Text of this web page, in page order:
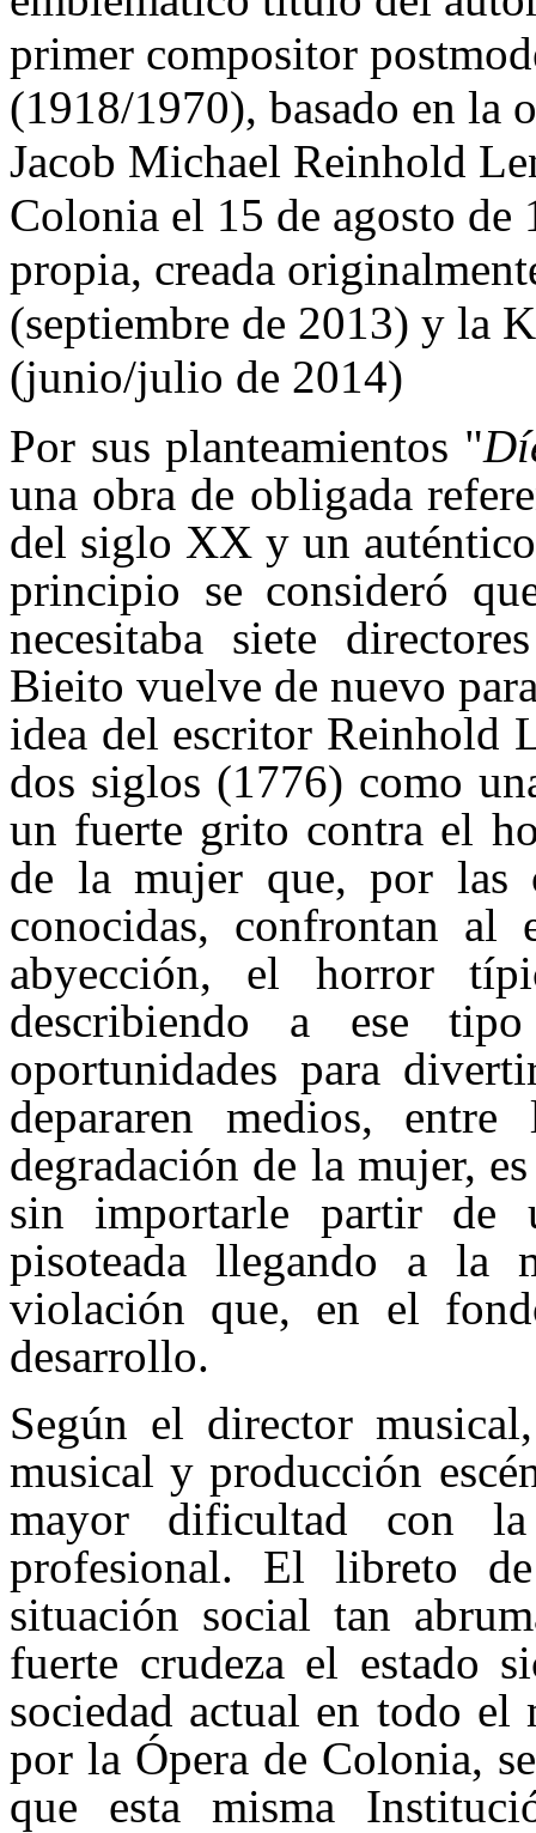
primer compositor
(1918/1970), basado en la
Jacob Michael Reinhold
Colonia el 15 de agosto
propia, creada
(septiembre de 2013) y la
(junio/julio de 2014)
Por sus planteamientos "
una obra de obligada
del siglo XX y un
principio se consideró
necesitaba siete
Bieito vuelve de nuevo
idea del escritor Reinhold
dos siglos (1776) como
un fuerte grito contra el
de la mujer que, por las
conocidas, confrontan al
abyección, el horror
describiendo a ese
oportunidades para
depararen medios,
degradación de la mujer,
sin importarle partir de
pisoteada llegando a la
violación que, en el
desarrollo.
Según el director
musical y producción
mayor dificultad con
profesional. El libreto
situación social tan
fuerte crudeza el estado
sociedad actual en todo el
por la Ópera de Colonia,
que esta misma